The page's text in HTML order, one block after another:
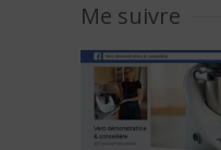
Me suivre